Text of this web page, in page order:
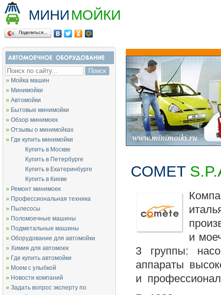
МИНИ МОЙКИ
Поделиться…
» Мойка машин
» Минимойки
» Автомойки
» Бытовые минимойки
» Обзор минимоек
» Отзывы о минимойках
» Где купить минимойки
Купить в Москве
Купить в Петербурге
Купить в Екатеринбурге
Купить в Киеве
» Ремонт минимоек
» Профессиональная техника
» Пылесосы
» Поломоечные машины
» Подметальные машины
» Оборудование для автомойки
» Химия для автомоек
» Где купить автомойки
» Моем с улыбкой
» Новости компаний
» Задать вопрос эксперту по
COMET
и
3 группы:
аппараты
и